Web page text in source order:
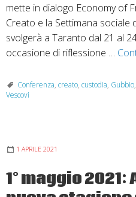
mette in dialogo Economy of
Creato e la Settimana sociale
svolgerà a Taranto dal 21 al
occasione di riflessione …
Conferenza, creato, custodia, Gubbio,
Vescovi
1 APRILE 2021
1° maggio